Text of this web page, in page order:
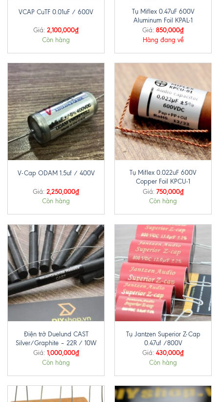
VCAP CuTF 0.01uF / 600V
Giá: 2,100,000₫
Còn hàng
Tụ Miflex 0.47uF 600V
Aluminum Foil KPAL-1
Giá: 850,000₫
Hàng đang về
V-Cap ODAM 1.5uf / 400V
Giá: 2,250,000₫
Còn hàng
Tụ Miflex 0.022uF 600V
Copper Foil KPCU-1
Giá: 750,000₫
Còn hàng
Điện trở Duelund CAST
Silver/Graphite – 22R / 10W
Giá: 1,000,000₫
Còn hàng
Tụ Jantzen Superior Z-Cap
0.47uf /800V
Giá: 430,000₫
Còn hàng